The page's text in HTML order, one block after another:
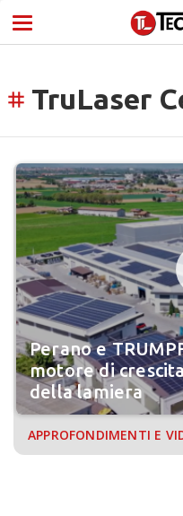
tag TruLaser
Perano e
motore di
della lamiera
APPROFONDIMENTI E